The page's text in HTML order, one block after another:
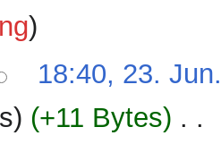
18:40, 23.
+11 Bytes